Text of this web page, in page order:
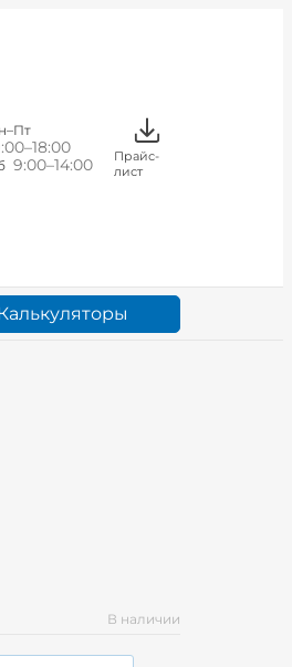
9:00–14:00
Прайс-
лист
В наличии